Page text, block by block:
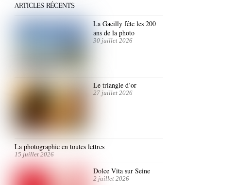
ARTICLES RÉCENTS
La Gacilly fête les 200
ans de la photo
30 juillet 2026
Le triangle d’or
27 juillet 2026
La photographie en toutes lettres
15 juillet 2026
Dolce Vita sur Seine
2 juillet 2026